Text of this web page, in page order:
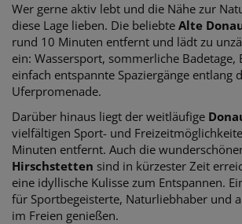
Wer gerne aktiv lebt und die Nähe zur
diese Lage lieben. Die beliebte Alte
rund 10 Minuten entfernt und lädt zu
ein: Wassersport, sommerliche
einfach entspannte Spaziergänge entlang
Uferpromenade.
Darüber hinaus liegt der weitläufige
vielfältigen Sport- und
Minuten entfernt. Auch die
Hirschstetten sind in kürzester Zeit
eine idyllische Kulisse zum Entspannen.
für Sportbegeisterte, Naturliebhaber und
im Freien genießen.